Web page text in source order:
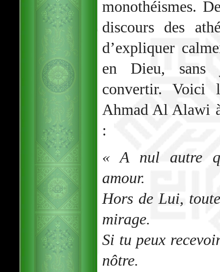
monothéismes.
discours des
d’expliquer
en Dieu, sans
convertir. Voici
Ahmad Al Alawi
:
« A nul autre
amour.
Hors de Lui,
mirage.
Si tu peux
nôtre.